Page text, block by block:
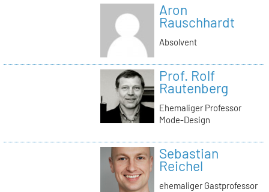
Aron
Rauschhardt
Absolvent
Prof. Rolf
Rautenberg
Ehemaliger Professor
Mode-Design
Sebastian
Reichel
ehemaliger Gastprofessor